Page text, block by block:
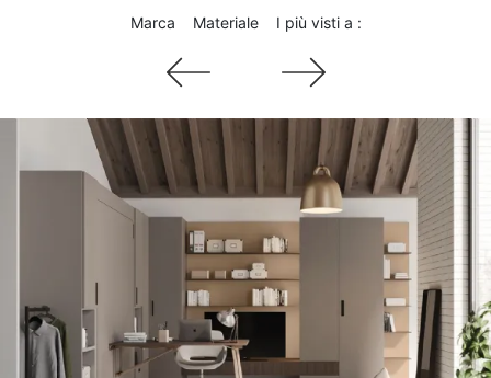
Marca Materiale I più visti a :